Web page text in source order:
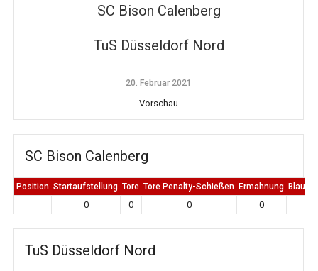
SC Bison Calenberg
TuS Düsseldorf Nord
20. Februar 2021
Vorschau
SC Bison Calenberg
Position Startaufstellung Tore Tore Penalty-Schießen Ermahnung Blaue
0 0 0 0
TuS Düsseldorf Nord